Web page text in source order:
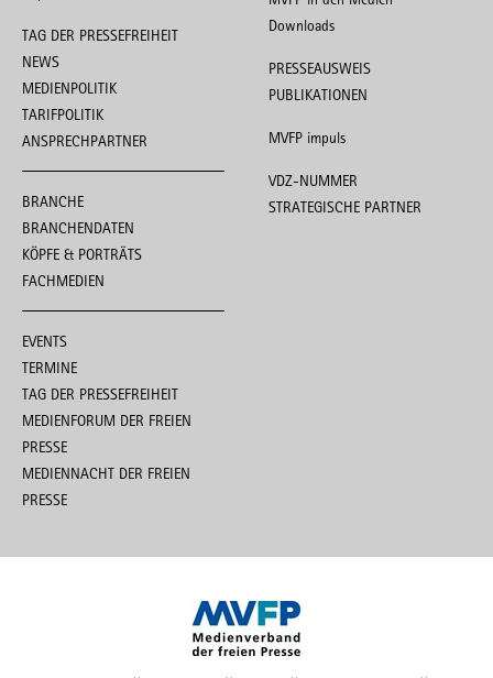
TAG DER PRESSEFREIHEIT
NEWS
MEDIENPOLITIK
TARIFPOLITIK
ANSPRECHPARTNER
BRANCHE
BRANCHENDATEN
KÖPFE & PORTRÄTS
FACHMEDIEN
EVENTS
TERMINE
TAG DER PRESSEFREIHEIT
MEDIENFORUM DER FREIEN
PRESSE
MEDIENNACHT DER FREIEN
PRESSE
Downloads
PRESSEAUSWEIS
PUBLIKATIONEN
MVFP impuls
VDZ-NUMMER
STRATEGISCHE PARTNER